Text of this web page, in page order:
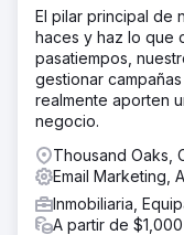
El pilar principal de
haces y haz lo que
pasatiempos,
gestionar
realmente aporten
negocio.
Thousand Oaks,
Email Marketing,
Inmobiliaria,
A partir de $1,000